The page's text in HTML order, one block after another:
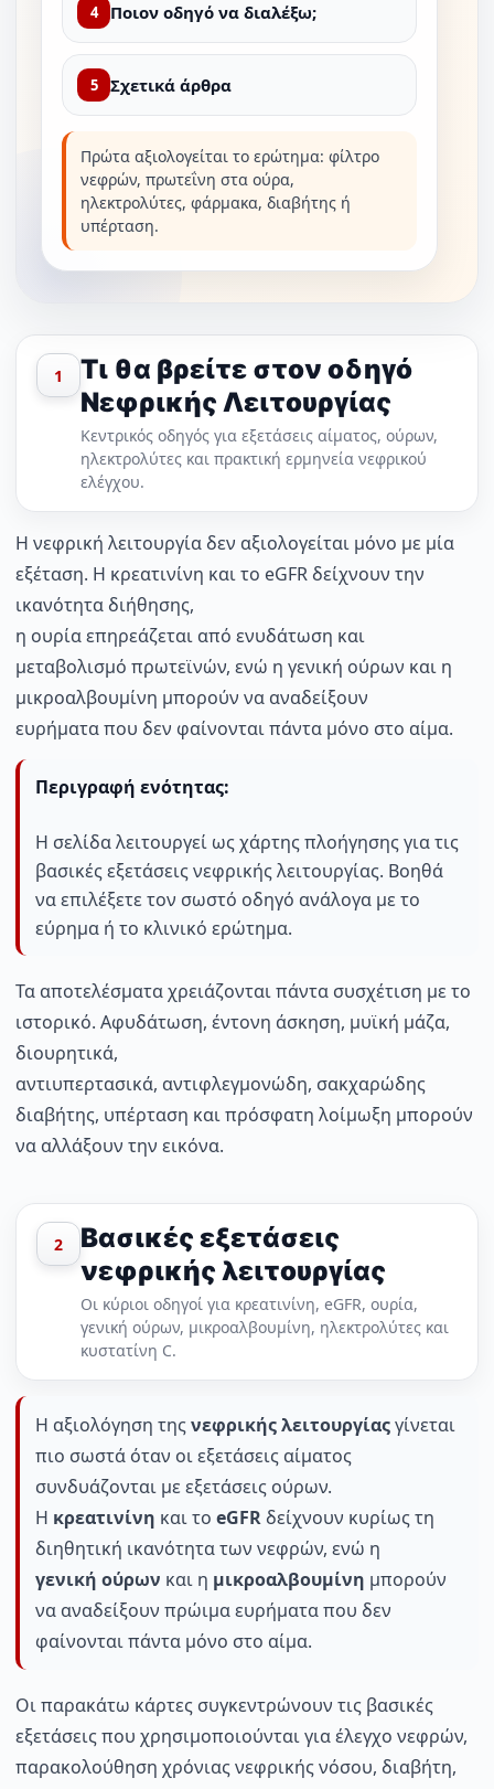
4 Ποιον οδηγό να διαλέξω;
5 Σχετικά άρθρα
Πρώτα αξιολογείται το ερώτημα: φίλτρο
νεφρών, πρωτεΐνη στα ούρα,
ηλεκτρολύτες, φάρμακα, διαβήτης ή
υπέρταση.
1
Τι θα βρείτε στον οδηγό
Νεφρικής Λειτουργίας
Κεντρικός οδηγός για εξετάσεις αίματος, ούρων,
ηλεκτρολύτες και πρακτική ερμηνεία νεφρικού
ελέγχου.
Η νεφρική λειτουργία δεν αξιολογείται μόνο με μία
εξέταση. Η κρεατινίνη και το eGFR δείχνουν την
ικανότητα διήθησης,
η ουρία επηρεάζεται από ενυδάτωση και
μεταβολισμό πρωτεϊνών, ενώ η γενική ούρων και η
μικροαλβουμίνη μπορούν να αναδείξουν
ευρήματα που δεν φαίνονται πάντα μόνο στο αίμα.
Περιγραφή ενότητας:
Η σελίδα λειτουργεί ως χάρτης πλοήγησης για τις
βασικές εξετάσεις νεφρικής λειτουργίας. Βοηθά
να επιλέξετε τον σωστό οδηγό ανάλογα με το
εύρημα ή το κλινικό ερώτημα.
Τα αποτελέσματα χρειάζονται πάντα συσχέτιση με το
ιστορικό. Αφυδάτωση, έντονη άσκηση, μυϊκή μάζα,
διουρητικά,
αντιυπερτασικά, αντιφλεγμονώδη, σακχαρώδης
διαβήτης, υπέρταση και πρόσφατη λοίμωξη μπορούν
να αλλάξουν την εικόνα.
2
Βασικές εξετάσεις
νεφρικής λειτουργίας
Οι κύριοι οδηγοί για κρεατινίνη, eGFR, ουρία,
γενική ούρων, μικροαλβουμίνη, ηλεκτρολύτες και
κυστατίνη C.
Η αξιολόγηση τηςνεφρικής λειτουργίαςγίνεται
πιο σωστά όταν οι εξετάσεις αίματος
συνδυάζονται με εξετάσεις ούρων.
Η κρεατινίνη και το eGFR δείχνουν κυρίως τη
διηθητική ικανότητα των νεφρών, ενώ η
γενική ούρων και η μικροαλβουμίνη μπορούν
να αναδείξουν πρώιμα ευρήματα που δεν
φαίνονται πάντα μόνο στο αίμα.
Οι παρακάτω κάρτες συγκεντρώνουν τις βασικές
εξετάσεις που χρησιμοποιούνται για έλεγχο νεφρών,
παρακολούθηση χρόνιας νεφρικής νόσου, διαβήτη,